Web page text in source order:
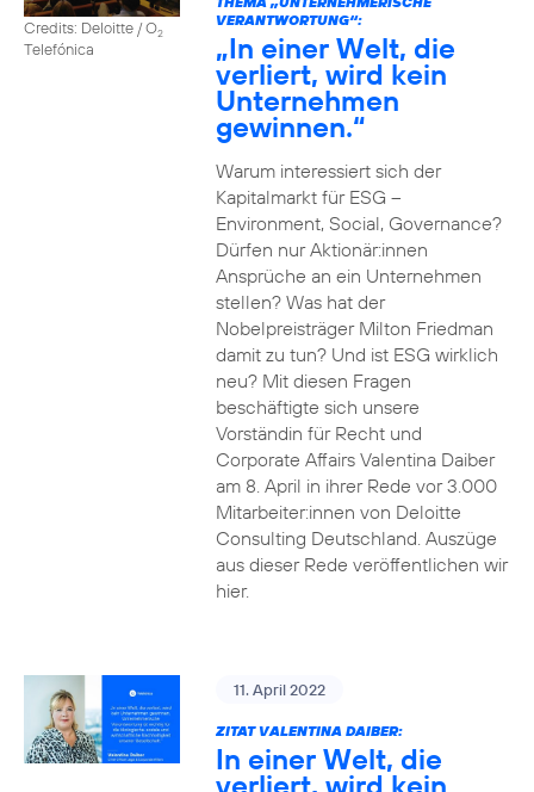
Credits: Deloitte / O2
Telefónica
VERANTWORTUNG“:
„In einer Welt, die
verliert, wird kein
Unternehmen
gewinnen.“
Warum interessiert sich der
Kapitalmarkt für ESG –
Environment, Social, Governance?
Dürfen nur Aktionär:innen
Ansprüche an ein Unternehmen
stellen? Was hat der
Nobelpreisträger Milton Friedman
damit zu tun? Und ist ESG wirklich
neu? Mit diesen Fragen
beschäftigte sich unsere
Vorständin für Recht und
Corporate Affairs Valentina Daiber
am 8. April in ihrer Rede vor 3.000
Mitarbeiter:innen von Deloitte
Consulting Deutschland. Auszüge
aus dieser Rede veröffentlichen wir
hier.
11. April 2022
ZITAT VALENTINA DAIBER:
In einer Welt, die
verliert, wird kein